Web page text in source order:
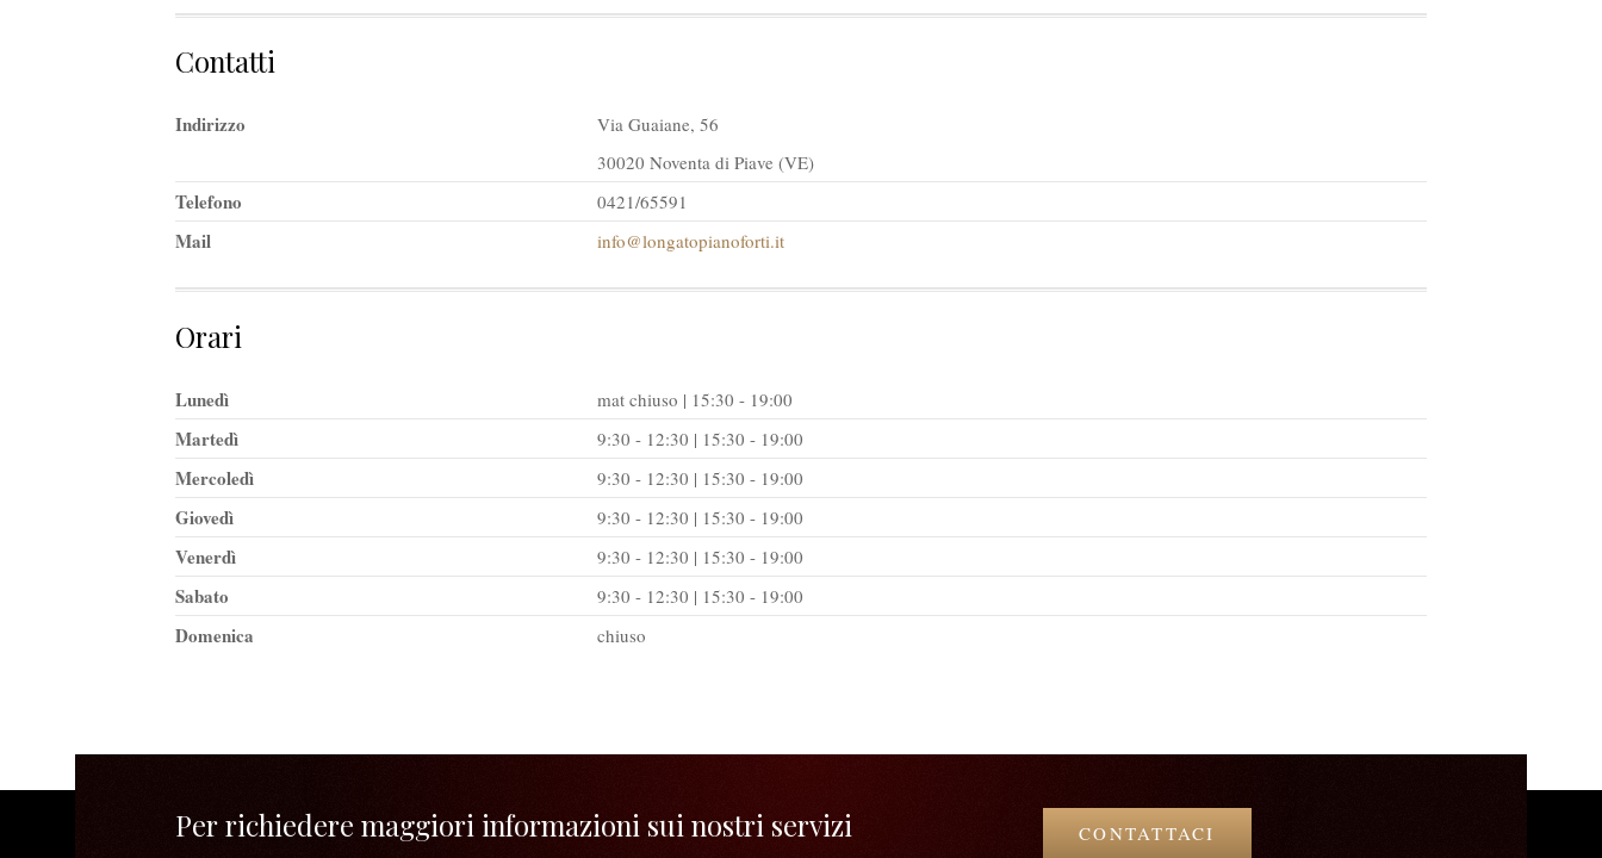
Contatti
Indirizzo
Via Guaiane, 56
30020 Noventa di Piave (VE)
Telefono 0421/65591
Mail info@longatopianoforti.it
Orari
Lunedì mat chiuso | 15:30 - 19:00
Martedì 9:30 - 12:30 | 15:30 - 19:00
Mercoledì 9:30 - 12:30 | 15:30 - 19:00
Giovedì 9:30 - 12:30 | 15:30 - 19:00
Venerdì 9:30 - 12:30 | 15:30 - 19:00
Sabato 9:30 - 12:30 | 15:30 - 19:00
Domenica chiuso
Per richiedere maggiori informazioni sui nostri servizi CONTATTACI